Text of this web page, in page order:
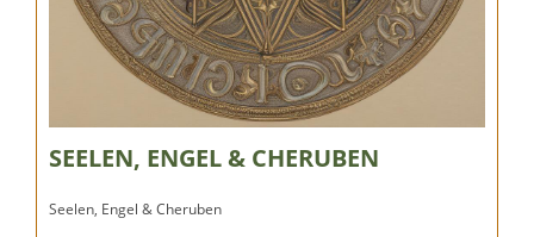
SEELEN, ENGEL & CHERUBEN
Seelen, Engel & Cheruben